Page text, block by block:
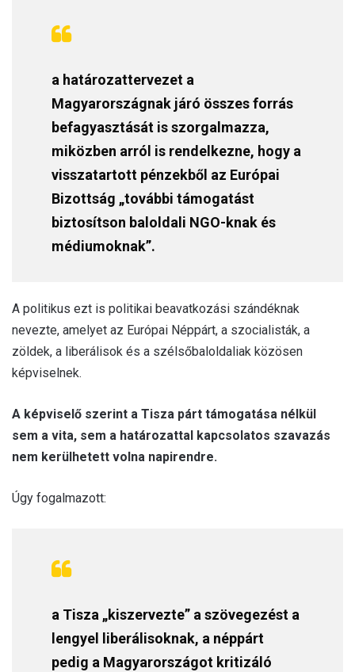
a határozattervezet a
Magyarországnak járó összes forrás
befagyasztását is szorgalmazza,
miközben arról is rendelkezne, hogy a
visszatartott pénzekből az Európai
Bizottság „további támogatást
biztosítson baloldali NGO-knak és
médiumoknak”.
A politikus ezt is politikai beavatkozási szándéknak
nevezte, amelyet az Európai Néppárt, a szocialisták, a
zöldek, a liberálisok és a szélsőbaloldaliak közösen
képviselnek.
A képviselő szerint a Tisza párt támogatása nélkül
sem a vita, sem a határozattal kapcsolatos szavazás
nem kerülhetett volna napirendre.
Úgy fogalmazott:
a Tisza „kiszervezte” a szövegezést a
lengyel liberálisoknak, a néppárt
pedig a Magyarországot kritizáló